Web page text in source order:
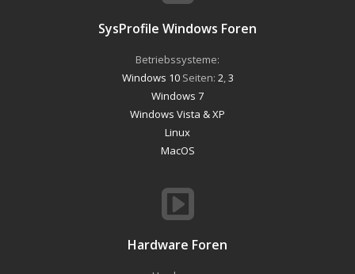
SysProfile Windows Foren
Betriebssysteme:
Windows 10Seiten: 2 3
Windows 7
Windows Vista & XP
Linux
MacOS
Hardware Foren